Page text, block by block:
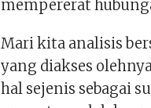
mempererat
Mari kita analisis
yang diakses
hal sejenis sebagai